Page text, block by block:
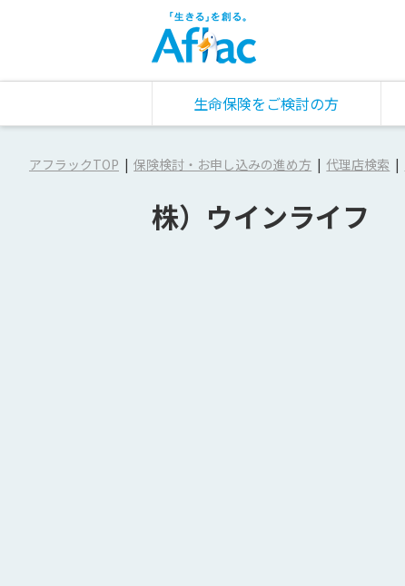
生命保険をご検討の方
アフラックTOP 保険検討・お申し込みの進め方 代理店検索
株）ウインライフ